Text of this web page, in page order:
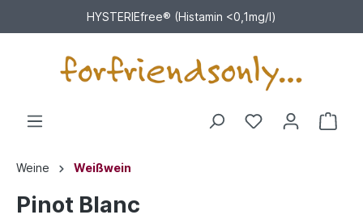
HYSTERIEfree® (Histamin <0,1mg/l)
Weine Weißwein
Pinot Blanc